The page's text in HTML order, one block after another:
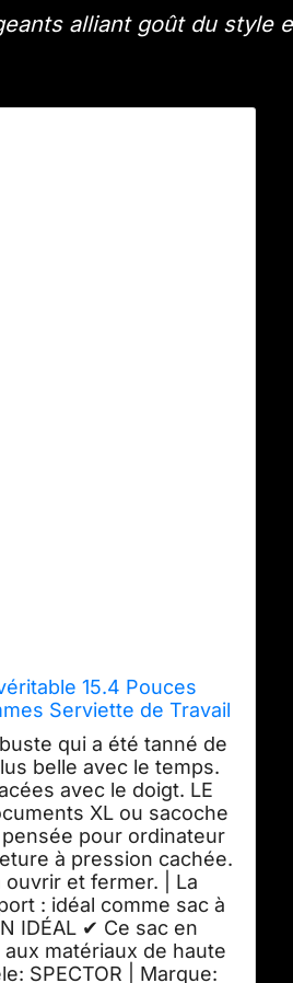
alliant goût du style
15.4 Pouces
Serviette de Travail
qui a été tanné de
belle avec le temps.
avec le doigt. LE
XL ou sacoche
pour ordinateur
à pression cachée.
et fermer. | La
: idéal comme sac à
IDÉAL ✔ Ce sac en
matériaux de haute
SPECTOR | Marque: